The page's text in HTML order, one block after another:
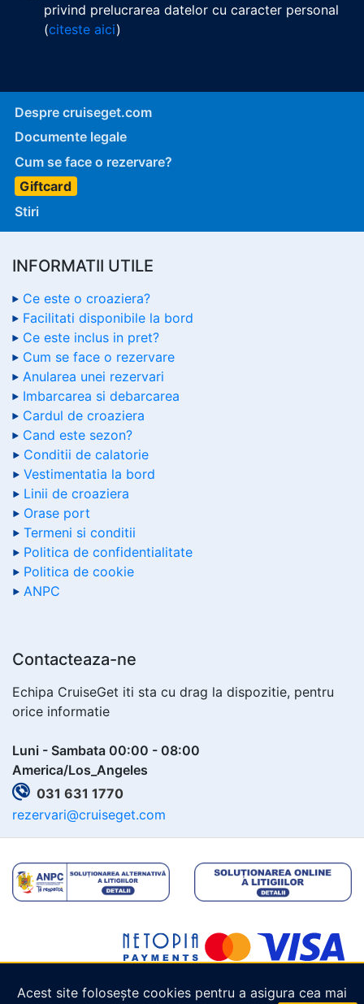
Acest site folosește cookies pentru a asigura cea mai
privind prelucrarea datelor cu caracter personal
(citeste aici)
Despre cruiseget.com
Documente legale
Cum se face o rezervare?
Giftcard
Stiri
INFORMATII UTILE
Ce este o croaziera?
Facilitati disponibile la bord
Ce este inclus in pret?
Cum se face o rezervare
Anularea unei rezervari
Imbarcarea si debarcarea
Cardul de croaziera
Cand este sezon?
Conditii de calatorie
Vestimentatia la bord
Linii de croaziera
Orase port
Termeni si conditii
Politica de confidentialitate
Politica de cookie
ANPC
Contacteaza-ne
Echipa CruiseGet iti sta cu drag la dispozitie, pentru
orice informatie
Luni - Sambata 00:00 - 08:00
America/Los_Angeles
031 631 1770
rezervari@cruiseget.com